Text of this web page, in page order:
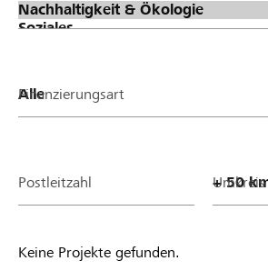
Finanzierungsart
Postleitzahl Umkreis
Keine Projekte gefunden.